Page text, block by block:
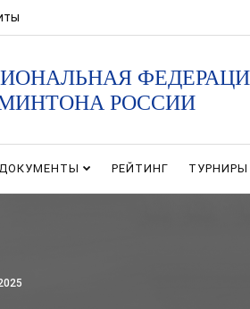
РОССИИ
РЕЙТИНГ ТУРНИРЫ